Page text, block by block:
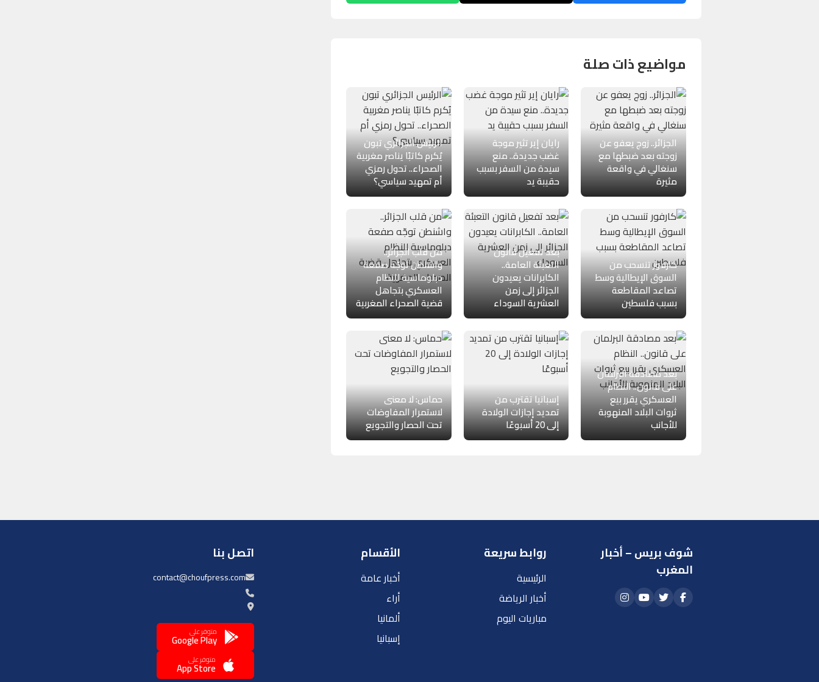
مواضيع ذات صلة
الجزائر.. زوج يعفو عن
زوجته بعد ضبطها مع
سنغالي في واقعة
مثيرة
رايان إير تثير موجة
غضب جديدة.. منع
سيدة من السفر بسبب
حقيبة يد
الرئيس الجزائري تبون
يُكرم كاتبًا يناصر مغربية
الصحراء.. تحول رمزي
أم تمهيد سياسي؟
كارفور تنسحب من
السوق الإيطالية وسط
تصاعد المقاطعة
بسبب فلسطين
بعد تفعيل قانون
التعبئة العامة..
الكابرانات يعيدون
الجزائر إلى زمن
العشرية السوداء
من قلب الجزائر..
واشنطن توجّه صفعة
دبلوماسية للنظام
العسكري بتجاهل
قضية الصحراء المغربية
بعد مصادقة البرلمان
على قانون.. النظام
العسكري يقرر بيع
ثروات البلاد المنهوبة
للأجانب
إسبانيا تقترب من
تمديد إجازات الولادة
إلى 20 أسبوعًا
حماس: لا معنى
لاستمرار المفاوضات
تحت الحصار والتجويع
شوف بريس – أخبار
المغرب
روابط سريعة
الرئيسية
أخبار الرياضة
مباريات اليوم
الأقسام
أخبار عامة
أراء
ألمانيا
إسبانيا
اتصل بنا
contact@choufpress.com
متوفر على
Google Play
متوفر على
App Store